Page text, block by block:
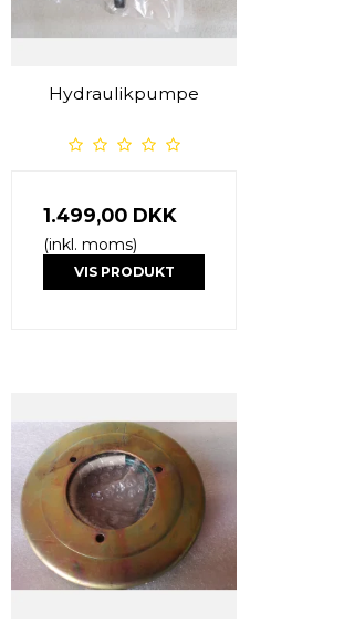
Hydraulikpumpe
1.499,00 DKK
(inkl. moms)
VIS PRODUKT